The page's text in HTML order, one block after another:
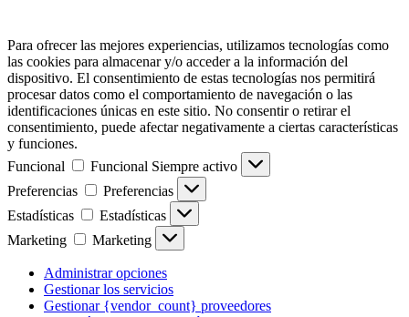
Para ofrecer las mejores experiencias, utilizamos tecnologías como
las cookies para almacenar y/o acceder a la información del
dispositivo. El consentimiento de estas tecnologías nos permitirá
procesar datos como el comportamiento de navegación o las
identificaciones únicas en este sitio. No consentir o retirar el
consentimiento, puede afectar negativamente a ciertas características
y funciones.
Funcional
Funcional Siempre activo
Preferencias
Preferencias
Estadísticas
Estadísticas
Marketing
Marketing
Administrar opciones
Gestionar los servicios
Gestionar {vendor_count} proveedores